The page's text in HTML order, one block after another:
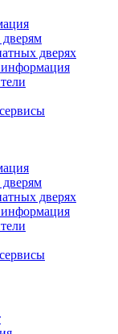
дверях
дверях